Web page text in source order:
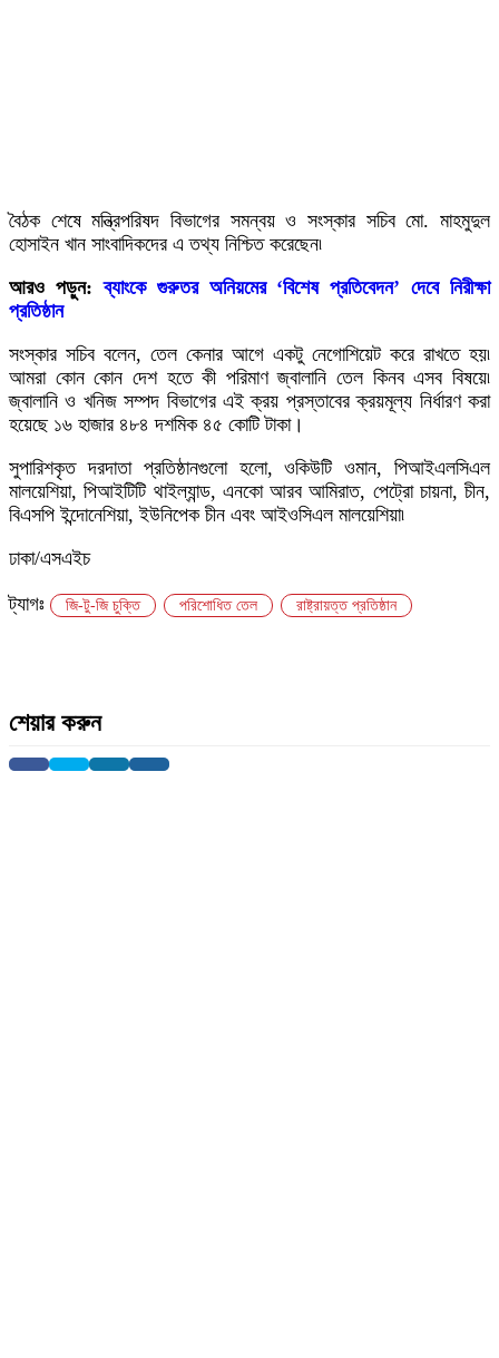
বৈঠক শেষে মন্ত্রিপরিষদ বিভাগের সমন্বয় ও সংস্কার সচিব মো. মাহমুদুল
হোসাইন খান সাংবাদিকদের এ তথ্য নিশ্চিত করেছেন৷
আরও পড়ুন:ব্যাংকে গুরুতর অনিয়মের ‘বিশেষ প্রতিবেদন’ দেবে নিরীক্ষা
প্রতিষ্ঠান
সংস্কার সচিব বলেন, তেল কেনার আগে একটু নেগোশিয়েট করে রাখতে হয়৷
আমরা কোন কোন দেশ হতে কী পরিমাণ জ্বালানি তেল কিনব এসব বিষয়ে৷
জ্বালানি ও খনিজ সম্পদ বিভাগের এই ক্রয় প্রস্তাবের ক্রয়মূল্য নির্ধারণ করা
হয়েছে ১৬ হাজার ৪৮৪ দশমিক ৪৫ কোটি টাকা।
সুপারিশকৃত দরদাতা প্রতিষ্ঠানগুলো হলো, ওকিউটি ওমান, পিআইএলসিএল
মালয়েশিয়া, পিআইটিটি থাইল্যান্ড, এনকো আরব আমিরাত, পেট্রো চায়না, চীন,
বিএসপি ইন্দোনেশিয়া, ইউনিপেক চীন এবং আইওসিএল মালয়েশিয়া৷
ঢাকা/এসএইচ
ট্যাগঃ জি-টু-জি চুক্তি পরিশোধিত তেল রাষ্ট্রায়ত্ত প্রতিষ্ঠান
শেয়ার করুন